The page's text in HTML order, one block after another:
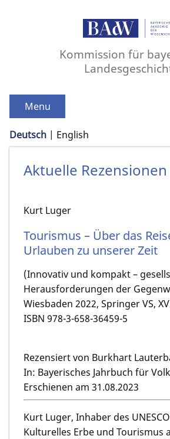
Kommission für
Menu
Deutsch English
Aktuelle Rezensionen
Kurt Luger
Tourismus – Über das
Urlauben zu unserer Zeit
(Innovativ und kompakt –
Herausforderungen der
Wiesbaden 2022, Springer VS,
ISBN 978-3-658-36459-5
Rezensiert von Burkhart
In: Bayerisches Jahrbuch für
Erschienen am 31.08.2023
Kurt Luger, Inhaber des
Kulturelles Erbe und Tourismus